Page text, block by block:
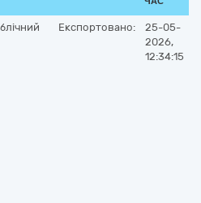
Експортовано:
25-05-
2026,
12:34:15